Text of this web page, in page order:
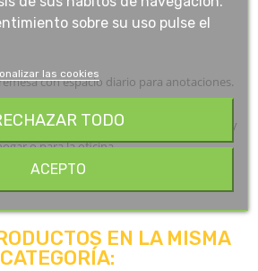
con espacio diario para anotaciones.
Perfecto para planificar. Con mes
página. Calendario con información útil y
o para la oficina.
EN LA MISMA
CATEGORÍA:
sobre su uso pulse el
las cookies
TODO
ACEPTO